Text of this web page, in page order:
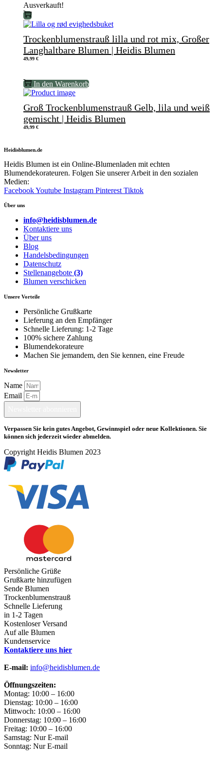
Ausverkauft!
Trockenblumenstrauß lilla und rot mix, Großer
Langhaltbare Blumen | Heidis Blumen
49,99 €
In den Warenkorb
Groß Trockenblumenstrauß Gelb, lila und weiß
gemischt | Heidis Blumen
49,99 €
Heidisblumen.de
Heidis Blumen ist ein Online-Blumenladen mit echten
Blumendekorateuren. Folgen Sie unserer Arbeit in den sozialen
Medien:
FacebookYoutube Instagram Pinterest Tiktok
Über uns
info@heidisblumen.de
Kontaktiere uns
Über uns
Blog
Handelsbedingungen
Datenschutz
Stellenangebote (3)
Blumen verschicken
Unsere Vorteile
Persönliche Grußkarte
Lieferung an den Empfänger
Schnelle Lieferung: 1-2 Tage
100% sichere Zahlung
Blumendekorateure
Machen Sie jemandem, den Sie kennen, eine Freude
Newsletter
Name
Email
Verpassen Sie kein gutes Angebot, Gewinnspiel oder neue Kollektionen. Sie
können sich jederzeit wieder abmelden.
Copyright Heidis Blumen 2023
Persönliche Grüße
Grußkarte hinzufügen
Sende Blumen
Trockenblumenstrauß
Schnelle Lieferung
in 1-2 Tagen
Kostenloser Versand
Auf alle Blumen
Kundenservice
Kontaktiere uns hier
E-mail: info@heidisblumen.de
Öffnungszeiten:
Montag: 10:00 – 16:00
Dienstag: 10:00 – 16:00
Mittwoch: 10:00 – 16:00
Donnerstag: 10:00 – 16:00
Freitag: 10:00 – 16:00
Samstag: Nur E-mail
Sonntag: Nur E-mail